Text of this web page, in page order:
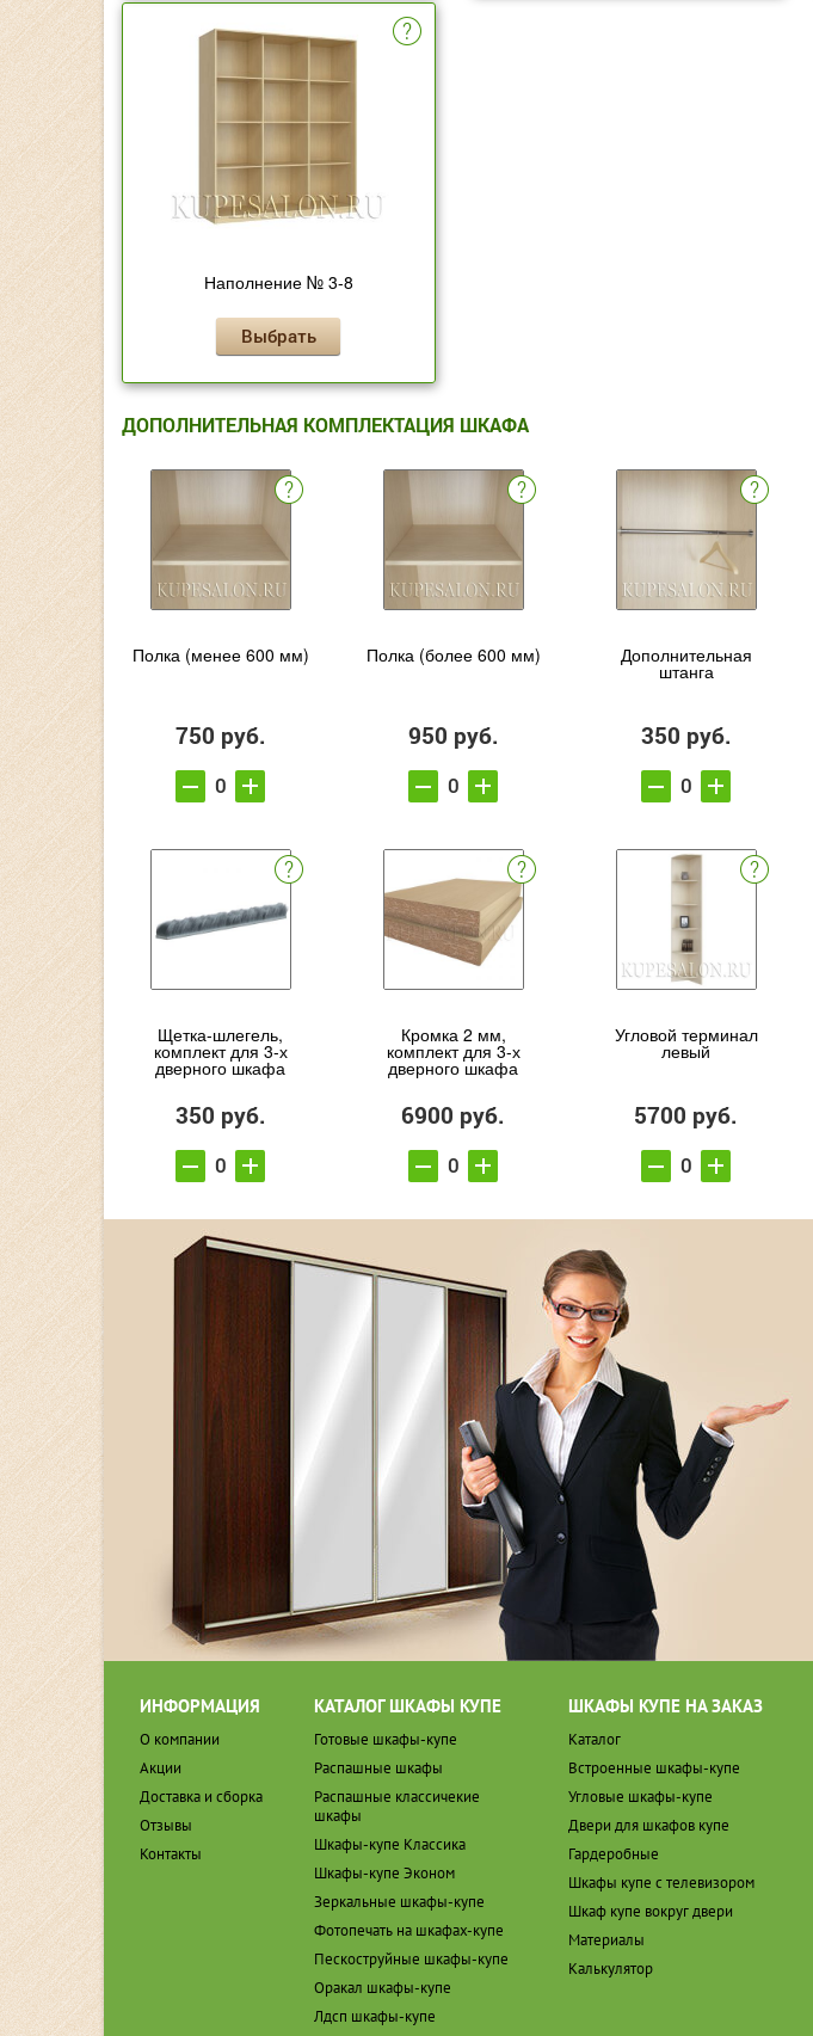
Наполнение № 3-8
Выбрать
ДОПОЛНИТЕЛЬНАЯ КОМПЛЕКТАЦИЯ ШКАФА
Полка (менее 600 мм)
750 руб.
Полка (более 600 мм)
950 руб.
Дополнительная
штанга
350 руб.
Щетка-шлегель,
комплект для 3-х
дверного шкафа
350 руб.
Кромка 2 мм,
комплект для 3-х
дверного шкафа
6900 руб.
Угловой терминал
левый
5700 руб.
ИНФОРМАЦИЯ
О компании
Акции
Доставка и сборка
Отзывы
Контакты
КАТАЛОГ ШКАФЫ КУПЕ
Готовые шкафы-купе
Распашные шкафы
Распашные классичекие
шкафы
Шкафы-купе Классика
Шкафы-купе Эконом
Зеркальные шкафы-купе
Фотопечать на шкафах-купе
Пескоструйные шкафы-купе
Оракал шкафы-купе
Лдсп шкафы-купе
ШКАФЫ КУПЕ НА ЗАКАЗ
Каталог
Встроенные шкафы-купе
Угловые шкафы-купе
Двери для шкафов купе
Гардеробные
Шкафы купе с телевизором
Шкаф купе вокруг двери
Материалы
Калькулятор